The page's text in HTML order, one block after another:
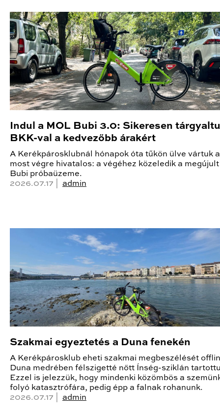
Indul a MOL Bubi 3.0: Sikeresen
BKK-val a kedvezőbb árakért
A Kerékpárosklubnál hónapok óta tűkön ülve vártuk
most végre hivatalos: a végéhez közeledik a
Bubi próbaüzeme.
2026.07.17 | admin
Szakmai egyeztetés a Duna fenekén
A Kerékpárosklub eheti szakmai megbeszélését
Duna medrében félszigetté nőtt Ínség-sziklán
Ezzel is jelezzük, hogy mindenki közömbös a
folyó katasztrófára, pedig épp a falnak rohanunk.
2026.07.17 | admin